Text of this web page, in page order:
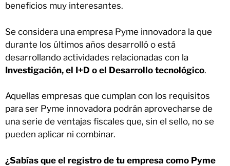
beneficios muy interesantes.
Se considera una empresa Pyme innovadora la que
durante los últimos años desarrolló o está
desarrollando actividades relacionadas con la
Investigación, el I+D o el Desarrollo tecnológico.
Aquellas empresas que cumplan con los requisitos
para ser Pyme innovadora podrán aprovecharse de
una serie de ventajas fiscales que, sin el sello, no se
pueden aplicar ni combinar.
¿Sabías que el registro de tu empresa como Pyme